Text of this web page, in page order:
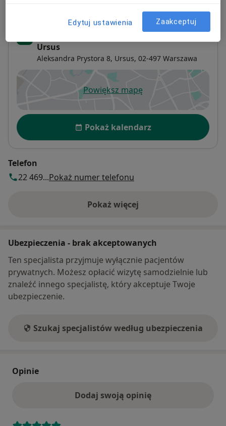
Centrum Medyczne enel-med - Oddział
Ursus
Aleksandra Prystora 8, Ursus, 02-497 Warszawa
Powiększ mapęotwiera się w nowej karcie
Dostępność
Pokaż kalendarz
Telefon
22 469...Pokaż numer telefonu
Pokaż więcej
o adresie
Ubezpieczenia - brak akceptowanych
Ten specjalista przyjmuje wyłącznie pacjentów
prywatnych. Możesz opłacić wizytę samodzielnie lub
znaleźć innego specjalistę, który akceptuje Twoje
ubezpieczenie.
Szukaj specjalistów według ubezpieczenia
Opinie
Dodaj swoją opinię
Edytuj ustawienia Zaakceptuj